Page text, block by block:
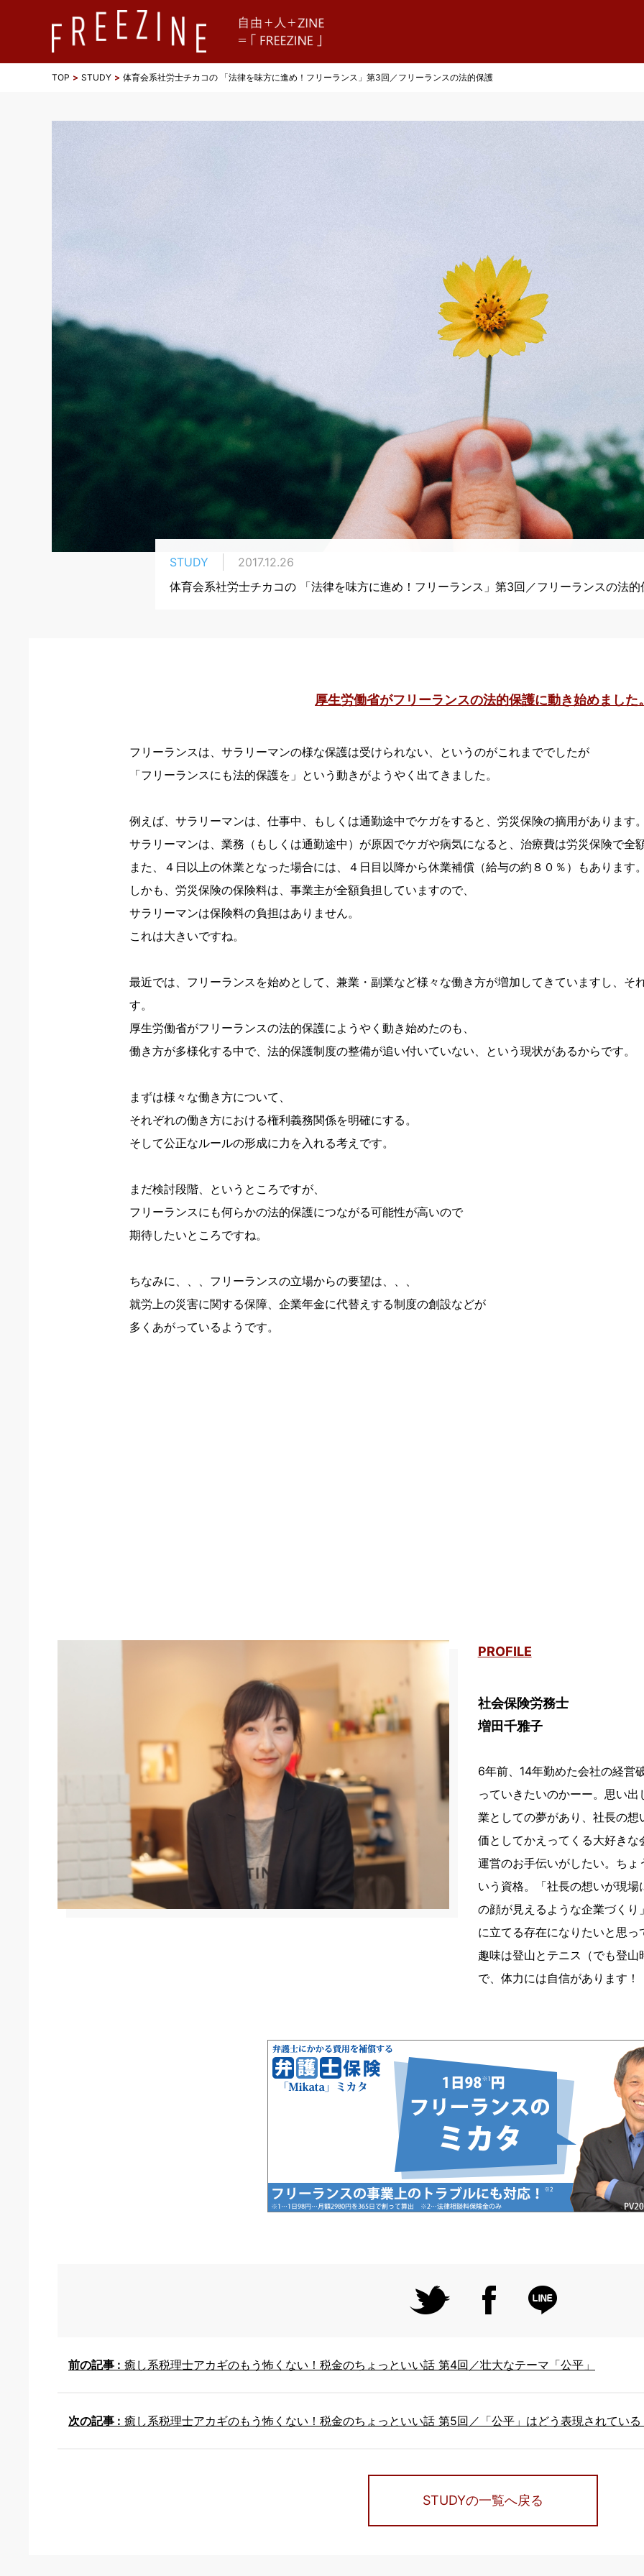
TOP STUDY 体育会系社労士チカコの 「法律を味方に進め！フリーランス」第3回／フリーランスの法的保護
STUDY
2017.12.26
体育会系社労士チカコの 「法律を味方に進め！フリーランス」第3回／フリーランスの法的
厚生労働省がフリーランスの法的保護に動き始めました
フリーランスは、サラリーマンの様な保護は受けられない、というのがこれまででしたが
「フリーランスにも法的保護を」という動きがようやく出てきました。
例えば、サラリーマンは、仕事中、もしくは通勤途中でケガをすると、労災保険の摘用があります
サラリーマンは、業務（もしくは通勤途中）が原因でケガや病気になると、治療費は労災保険で全
また、４日以上の休業となった場合には、４日目以降から休業補償（給与の約８０％）もあります
しかも、労災保険の保険料は、事業主が全額負担していますので、
サラリーマンは保険料の負担はありません。
これは大きいですね。
最近では、フリーランスを始めとして、兼業・副業など様々な働き方が増加してきていますし、そ
す。
厚生労働省がフリーランスの法的保護にようやく動き始めたのも、
働き方が多様化する中で、法的保護制度の整備が追い付いていない、という現状があるからです。
まずは様々な働き方について、
それぞれの働き方における権利義務関係を明確にする。
そして公正なルールの形成に力を入れる考えです。
まだ検討段階、というところですが、
フリーランスにも何らかの法的保護につながる可能性が高いので
期待したいところですね。
ちなみに、、、フリーランスの立場からの要望は、、、
就労上の災害に関する保障、企業年金に代替えする制度の創設などが
多くあがっているようです。
PROFILE
社会保険労務士
増田千雅子
6年前、14年勤めた会社の経営
っていきたいのかーー。思い
業としての夢があり、社長の
価としてかえってくる大好き
運営のお手伝いがしたい。ち
いう資格。「社長の想いが現
の顔が見えるような企業づく
に立てる存在になりたいと思っ
趣味は登山とテニス（でも登
で、体力には自信があります！
前の記事 : 癒し系税理士アカギのもう怖くない！税金のちょっといい話 第4回／壮大なテーマ「公平」
次の記事 : 癒し系税理士アカギのもう怖くない！税金のちょっといい話 第5回／「公平」はどう表現されている
STUDYの一覧へ戻る